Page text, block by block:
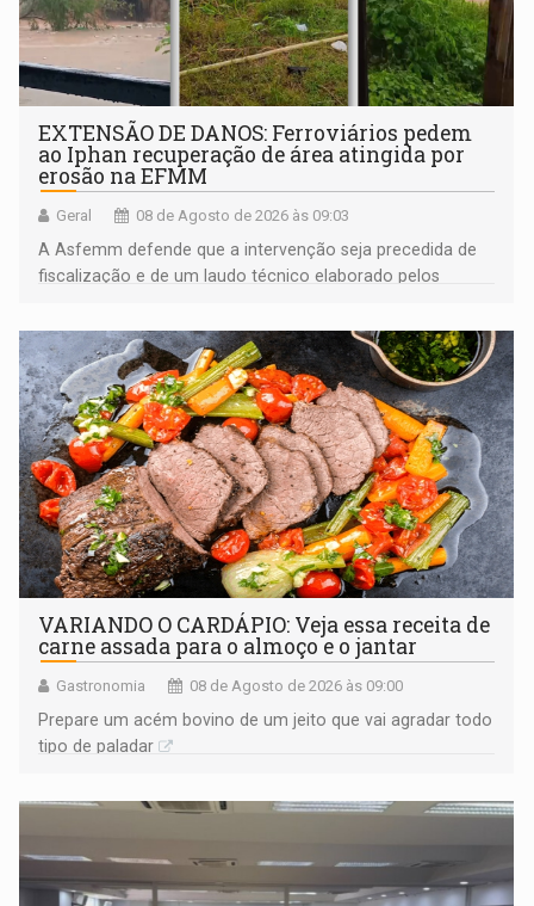
EXTENSÃO DE DANOS: Ferroviários pedem
ao Iphan recuperação de área atingida por
erosão na EFMM
Geral 08 de Agosto de 2026 às 09:03
A Asfemm defende que a intervenção seja precedida de
fiscalização e de um laudo técnico elaborado pelos
VARIANDO O CARDÁPIO: Veja essa receita de
carne assada para o almoço e o jantar
Gastronomia 08 de Agosto de 2026 às 09:00
Prepare um acém bovino de um jeito que vai agradar todo
tipo de paladar